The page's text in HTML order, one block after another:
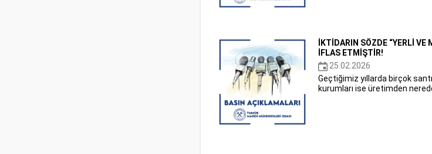
İKTİDARIN SÖZDE “YERLİ
İFLAS ETMİŞTİR!
25.02.2026
Geçtiğimiz yıllarda birçok
kurumları ise üretimden